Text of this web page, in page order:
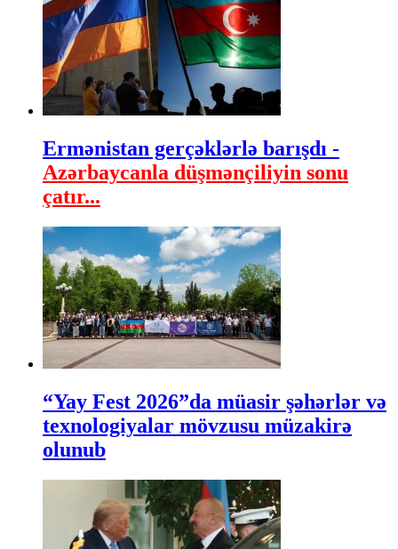
Ermənistan gerçəklərlə barışdı -
Azərbaycanla düşmənçiliyin sonu
çatır...
“Yay Fest 2026”da müasir şəhərlər və
texnologiyalar mövzusu müzakirə
olunub